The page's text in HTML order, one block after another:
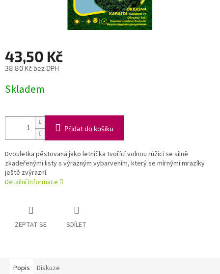
43,50 Kč
38,80 Kč bez DPH
cena:
Skladem
Přidat do košíku
Dvouletka pěstovaná jako letnička tvořící volnou růžici se silně
zkadeřenými listy s výrazným vybarvením, který se mírnými mrazíky
ještě zvýrazní.
Detailní informace
ZEPTAT SE SDÍLET
Popis Diskuze